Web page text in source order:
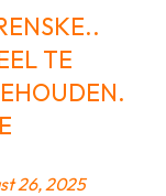
TE
26, 2025